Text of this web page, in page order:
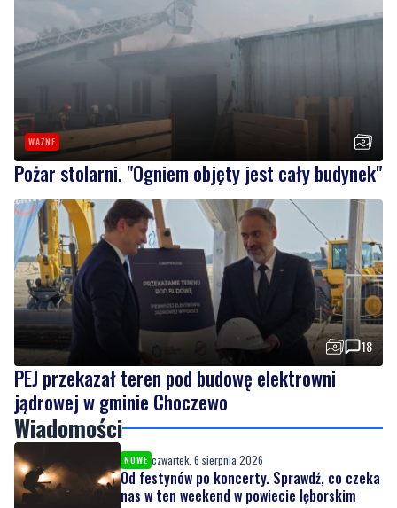
Pożar stolarni. "Ogniem objęty jest cały budynek"
18
PEJ przekazał teren pod budowę elektrowni
jądrowej w gminie Choczewo
Wiadomości
NOWE czwartek, 6 sierpnia 2026
Od festynów po koncerty. Sprawdź, co czeka
nas w ten weekend w powiecie lęborskim
WAŻNE środa, 5 sierpnia 2026
Pożar stolarni. "Ogniem objęty jest cały